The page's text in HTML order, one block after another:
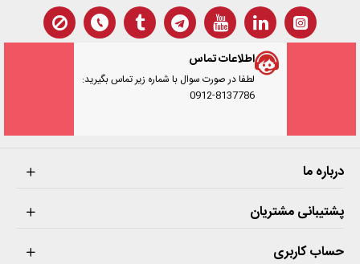
اطلاعات تماس
لطفا در صورت سوال با شماره زیر تماس بگیرید:
0912-8137786
درباره ما
پشتیبانی مشتریان
حساب کاربری